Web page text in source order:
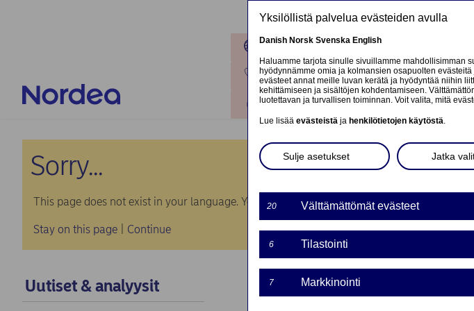
Ota yhteyttä
Kirjaudu
Tietoa meistä
Sorry...
This page does not exist in your language. You will be taken to a related page.
Stay on this page Continue
Uutiset & analyysit
Nordea Bank AB
Yksilöllistä palvelua evästeiden avulla
Danish Norsk Svenska English
Haluamme tarjota sinulle sivuillamme mahdollisimman
hyödynnämme omia ja kolmansien osapuolten
evästeet annat meille luvan kerätä ja hyödyntää niihin
kehittämiseen ja sisältöjen kohdentamiseen.
luotettavan ja turvallisen toiminnan. Voit valita, mitä
Lue lisää evästeistä ja henkilötietojen käytöstä.
Jatka
Sulje asetukset
20 Välttämättömät evästeet
6 Tilastointi
7 Markkinointi